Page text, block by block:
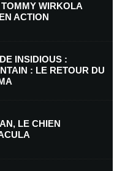
web
site dans le navigateur pour
WIRKOLA
ACTION
INSIDIOUS :
: LE RETOUR DU
LE CHIEN